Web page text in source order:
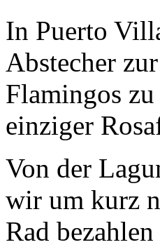
In Puerto
Abstecher
Flamingos
einziger
Von der
wir um kurz
Rad